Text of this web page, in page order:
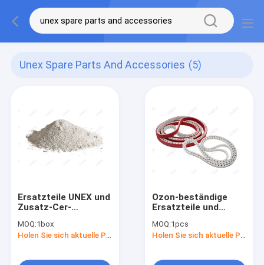
Unex Spare Parts And Accessories (5)
Ersatzteile UNEX und
Zusatz-Cer-
Glasschleifmaschine
MOQ:1box
Holen Sie sich aktuelle Preis
Ozon-beständige
Ersatzteile und
Zahnriemen für
Glasschleifmaschine
MOQ:1pcs
Holen Sie sich aktuelle Preis